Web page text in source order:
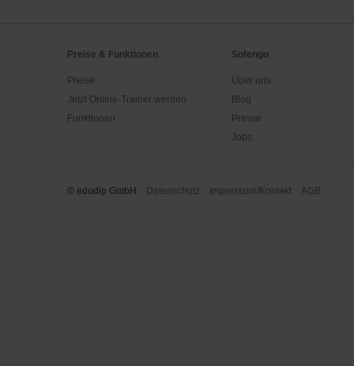
Preise & Funktionen
Preise
Jetzt Online-Trainer werden
Funktionen
Sofengo
Über uns
Blog
Presse
Jobs
© edudip GmbH Datenschutz Impressum/Kontakt AGB